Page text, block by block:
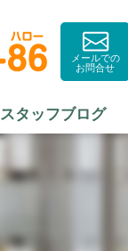
メールでの
お問合せ
スタッフブログ